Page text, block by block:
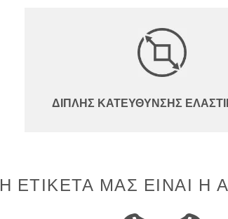
ΔΙΠΛΉΣ ΚΑΤΕΎΘΥΝΣΗΣ
Η ΕΤΙΚΈΤΑ ΜΑΣ ΕΊΝΑΙ Η